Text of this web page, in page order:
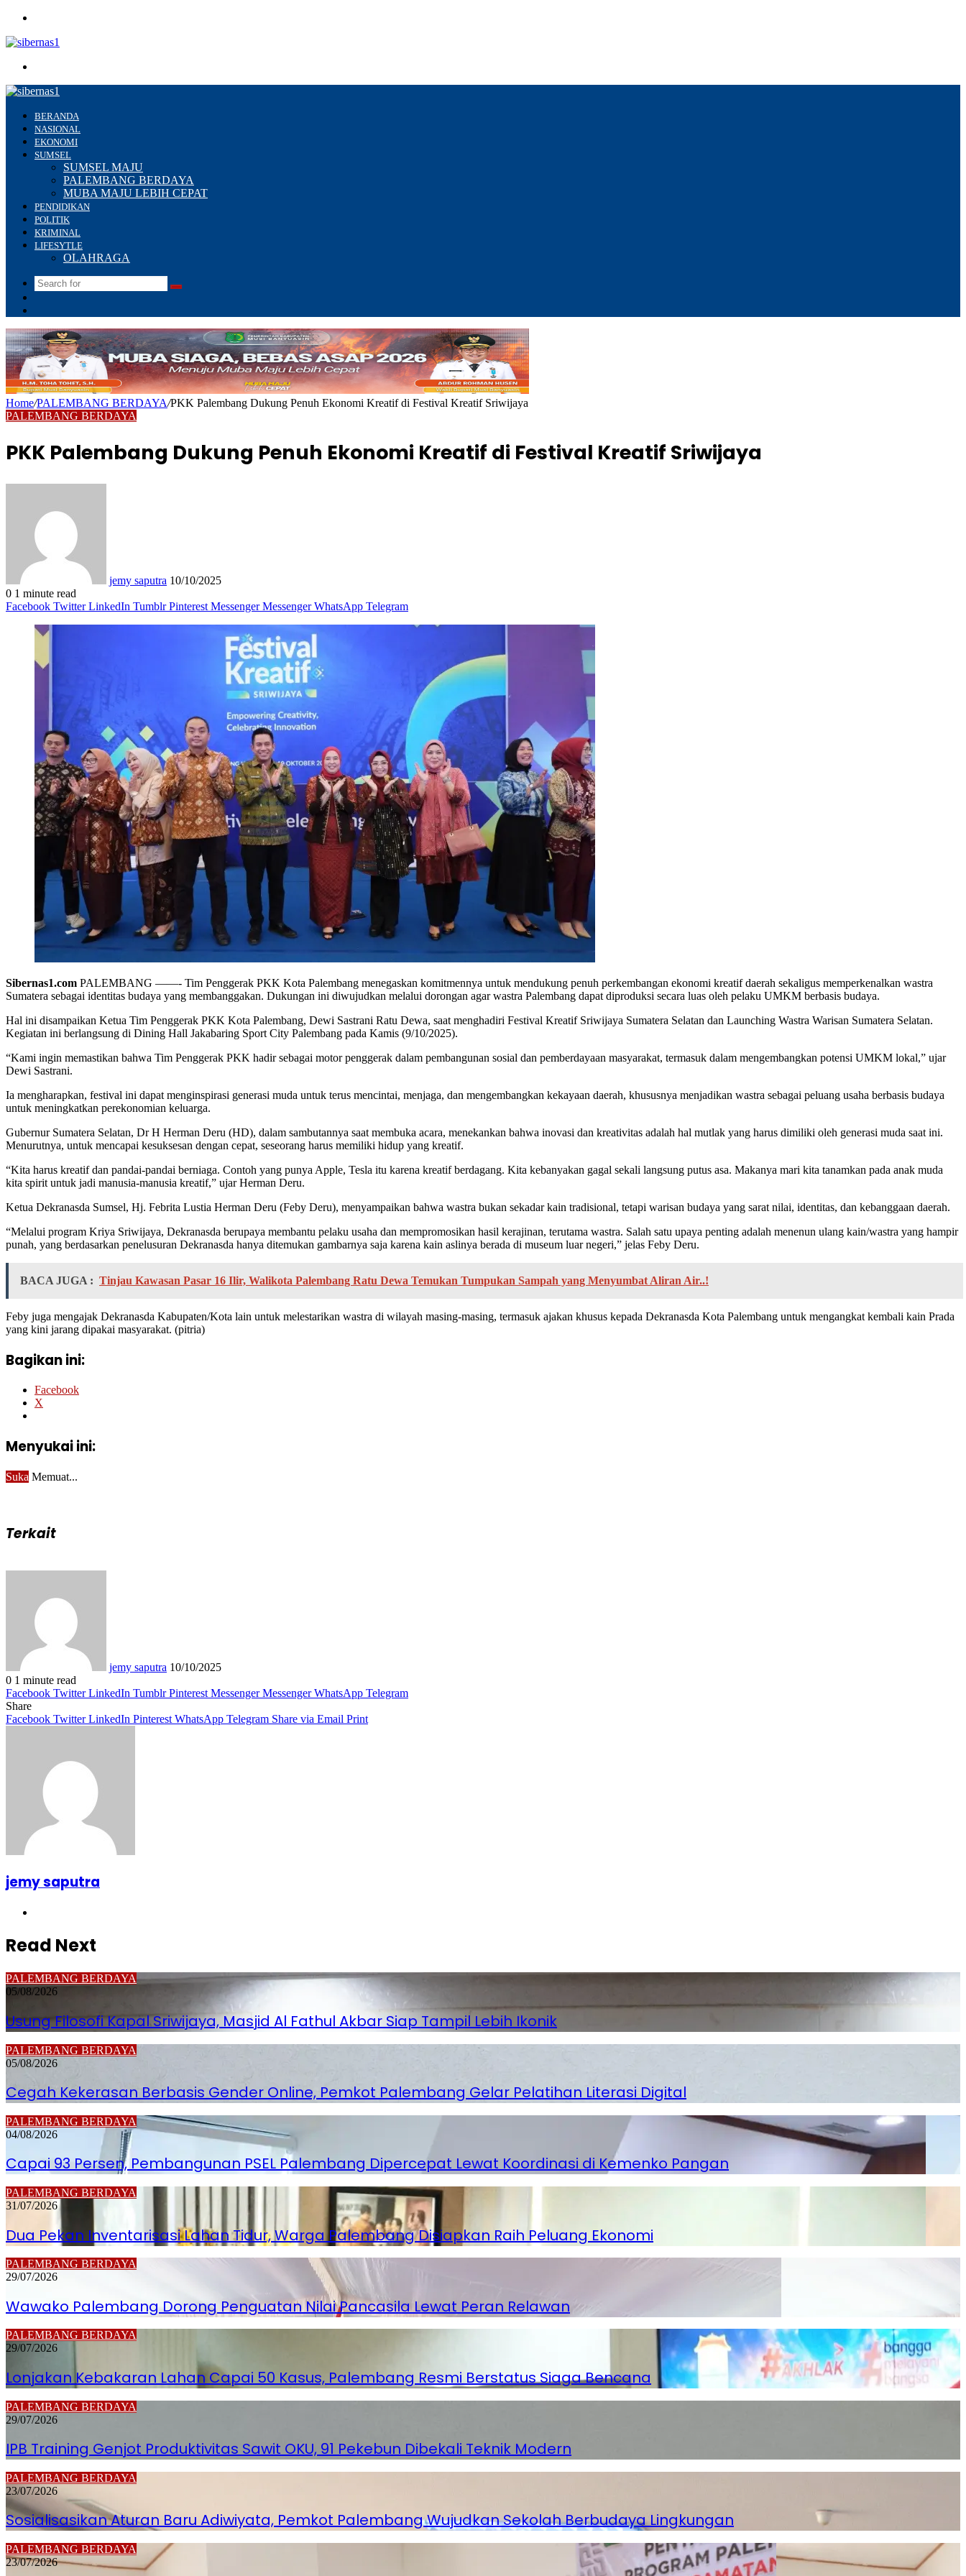
BERANDA
NASIONAL
EKONOMI
SUMSEL
SUMSEL MAJU
PALEMBANG BERDAYA
MUBA MAJU LEBIH CEPAT
PENDIDIKAN
POLITIK
KRIMINAL
LIFESYTLE
OLAHRAGA
Search
Home/PALEMBANG BERDAYA/PKK Palembang Dukung Penuh Ekonomi Kreatif di Festival Kreatif Sriwijaya
PALEMBANG BERDAYA
PKK Palembang Dukung Penuh Ekonomi Kreatif di Festival Kreatif Sriwijaya
jemy saputra 10/10/2025
0 1 minute read
Facebook Twitter LinkedIn Tumblr Pinterest Messenger Messenger WhatsApp Telegram
Sibernas1.com PALEMBANG ——- Tim Penggerak PKK Kota Palembang menegaskan komitmennya untuk mendukung penuh perkembangan ekonomi kreatif daerah sekaligus memperkenalkan wastra
Sumatera sebagai identitas budaya yang membanggakan. Dukungan ini diwujudkan melalui dorongan agar wastra Palembang dapat diproduksi secara luas oleh pelaku UMKM berbasis budaya.
Hal ini disampaikan Ketua Tim Penggerak PKK Kota Palembang, Dewi Sastrani Ratu Dewa, saat menghadiri Festival Kreatif Sriwijaya Sumatera Selatan dan Launching Wastra Warisan Sumatera Selatan.
Kegiatan ini berlangsung di Dining Hall Jakabaring Sport City Palembang pada Kamis (9/10/2025).
“Kami ingin memastikan bahwa Tim Penggerak PKK hadir sebagai motor penggerak dalam pembangunan sosial dan pemberdayaan masyarakat, termasuk dalam mengembangkan potensi UMKM lokal,” ujar
Dewi Sastrani.
Ia mengharapkan, festival ini dapat menginspirasi generasi muda untuk terus mencintai, menjaga, dan mengembangkan kekayaan daerah, khususnya menjadikan wastra sebagai peluang usaha berbasis budaya
untuk meningkatkan perekonomian keluarga.
Gubernur Sumatera Selatan, Dr H Herman Deru (HD), dalam sambutannya saat membuka acara, menekankan bahwa inovasi dan kreativitas adalah hal mutlak yang harus dimiliki oleh generasi muda saat ini.
Menurutnya, untuk mencapai kesuksesan dengan cepat, seseorang harus memiliki hidup yang kreatif.
“Kita harus kreatif dan pandai-pandai berniaga. Contoh yang punya Apple, Tesla itu karena kreatif berdagang. Kita kebanyakan gagal sekali langsung putus asa. Makanya mari kita tanamkan pada anak muda
kita spirit untuk jadi manusia-manusia kreatif,” ujar Herman Deru.
Ketua Dekranasda Sumsel, Hj. Febrita Lustia Herman Deru (Feby Deru), menyampaikan bahwa wastra bukan sekadar kain tradisional, tetapi warisan budaya yang sarat nilai, identitas, dan kebanggaan daerah.
“Melalui program Kriya Sriwijaya, Dekranasda berupaya membantu pelaku usaha dan mempromosikan hasil kerajinan, terutama wastra. Salah satu upaya penting adalah menenun ulang kain/wastra yang hampir
punah, yang berdasarkan penelusuran Dekranasda hanya ditemukan gambarnya saja karena kain aslinya berada di museum luar negeri,” jelas Feby Deru.
BACA JUGA : Tinjau Kawasan Pasar 16 Ilir, Walikota Palembang Ratu Dewa Temukan Tumpukan Sampah yang Menyumbat Aliran Air..!
Feby juga mengajak Dekranasda Kabupaten/Kota lain untuk melestarikan wastra di wilayah masing-masing, termasuk ajakan khusus kepada Dekranasda Kota Palembang untuk mengangkat kembali kain Prada
yang kini jarang dipakai masyarakat. (pitria)
Bagikan ini:
Facebook
X
Menyukai ini:
Suka Memuat...
Terkait
jemy saputra 10/10/2025
0 1 minute read
Facebook Twitter LinkedIn Tumblr Pinterest Messenger Messenger WhatsApp Telegram
Share
Facebook Twitter LinkedIn Pinterest WhatsApp Telegram Share via Email Print
jemy saputra
Read Next
PALEMBANG BERDAYA
05/08/2026
Usung Filosofi Kapal Sriwijaya, Masjid Al Fathul Akbar Siap Tampil Lebih Ikonik
PALEMBANG BERDAYA
05/08/2026
Cegah Kekerasan Berbasis Gender Online, Pemkot Palembang Gelar Pelatihan Literasi Digital
PALEMBANG BERDAYA
04/08/2026
Capai 93 Persen, Pembangunan PSEL Palembang Dipercepat Lewat Koordinasi di Kemenko Pangan
PALEMBANG BERDAYA
31/07/2026
Dua Pekan Inventarisasi Lahan Tidur, Warga Palembang Disiapkan Raih Peluang Ekonomi
PALEMBANG BERDAYA
29/07/2026
Wawako Palembang Dorong Penguatan Nilai Pancasila Lewat Peran Relawan
PALEMBANG BERDAYA
29/07/2026
Lonjakan Kebakaran Lahan Capai 50 Kasus, Palembang Resmi Berstatus Siaga Bencana
PALEMBANG BERDAYA
29/07/2026
IPB Training Genjot Produktivitas Sawit OKU, 91 Pekebun Dibekali Teknik Modern
PALEMBANG BERDAYA
23/07/2026
Sosialisasikan Aturan Baru Adiwiyata, Pemkot Palembang Wujudkan Sekolah Berbudaya Lingkungan
PALEMBANG BERDAYA
23/07/2026